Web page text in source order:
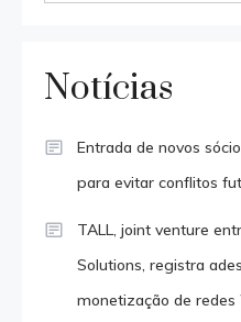
Notícias
Entrada de novos
para evitar conflitos
TALL, joint venture
Solutions, registra
monetização de redes